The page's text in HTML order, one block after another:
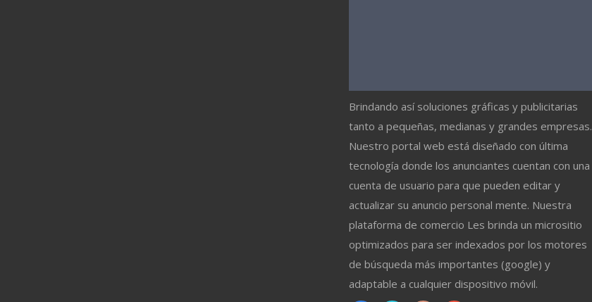
Brindando así soluciones gráficas y publicitarias
tanto a pequeñas, medianas y grandes empresas.
Nuestro portal web está diseñado con última
tecnología donde los anunciantes cuentan con una
cuenta de usuario para que pueden editar y
actualizar su anuncio personal mente. Nuestra
plataforma de comercio Les brinda un micrositio
optimizados para ser indexados por los motores
de búsqueda más importantes (google) y
adaptable a cualquier dispositivo móvil.